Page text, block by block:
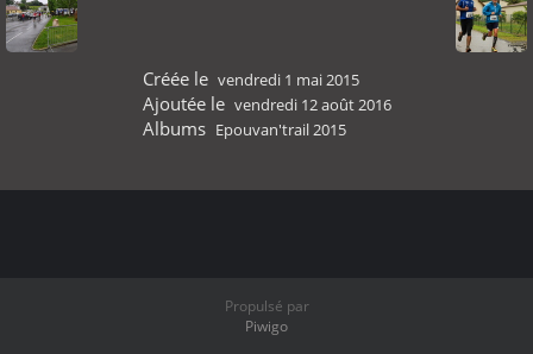
Créée le vendredi 1 mai 2015
Ajoutée le vendredi 12 août 2016
Albums Epouvan'trail 2015
Propulsé par
Piwigo